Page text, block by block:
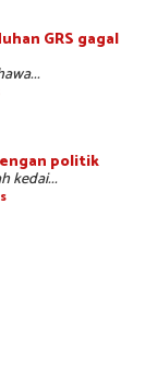
GRS gagal
politik
kedai...